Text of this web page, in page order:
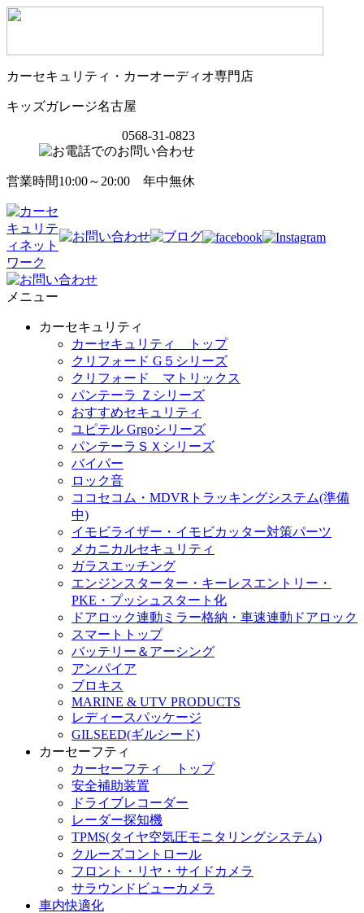
カーセキュリティ・カーオーディオ専門店
キッズガレージ名古屋
0568-31-0823
営業時間10:00～20:00 年中無休
メニュー
カーセキュリティ
カーセキュリティ トップ
クリフォード G５シリーズ
クリフォード マトリックス
パンテーラ Ｚシリーズ
おすすめセキュリティ
ユピテル Grgoシリーズ
パンテーラＳＸシリーズ
バイパー
ロック音
ココセコム・MDVRトラッキングシステム(準備
中)
イモビライザー・イモビカッター対策パーツ
メカニカルセキュリティ
ガラスエッチング
エンジンスターター・キーレスエントリー・
PKE・プッシュスタート化
ドアロック連動ミラー格納・車速連動ドアロック
スマートトップ
バッテリー＆アーシング
アンパイア
ブロキス
MARINE & UTV PRODUCTS
レディースパッケージ
GILSEED(ギルシード)
カーセーフティ
カーセーフティ トップ
安全補助装置
ドライブレコーダー
レーダー探知機
TPMS(タイヤ空気圧モニタリングシステム)
クルーズコントロール
フロント・リヤ・サイドカメラ
サラウンドビューカメラ
車内快適化